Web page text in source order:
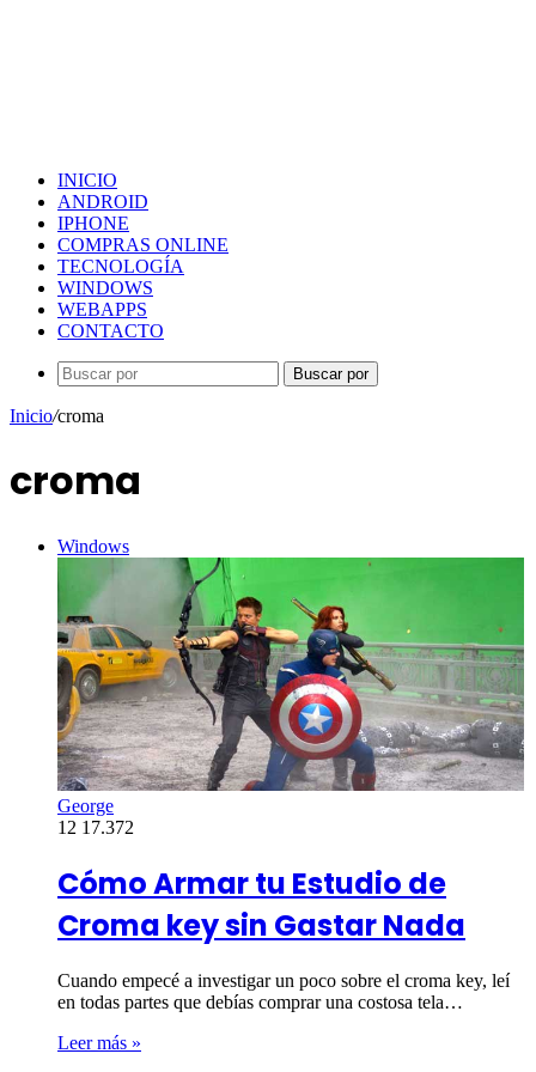
INICIO
ANDROID
IPHONE
COMPRAS ONLINE
TECNOLOGÍA
WINDOWS
WEBAPPS
CONTACTO
Buscar por
Inicio/croma
croma
Windows
George
12 17.372
Cómo Armar tu Estudio de
Croma key sin Gastar Nada
Cuando empecé a investigar un poco sobre el croma key, leí
en todas partes que debías comprar una costosa tela…
Leer más »